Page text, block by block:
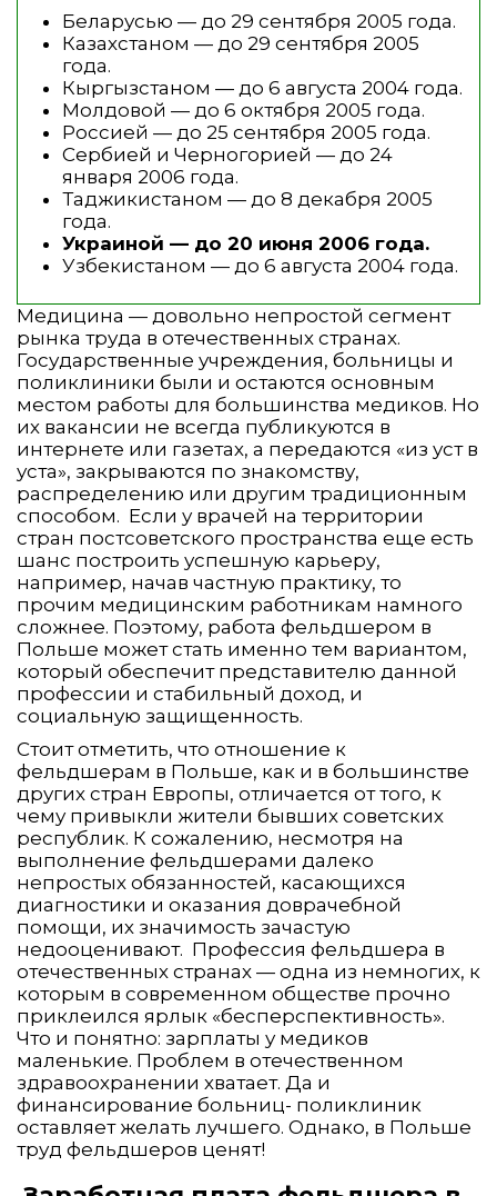
Беларусью — до 29 сентября 2005 года.
Казахстаном — до 29 сентября 2005
года.
Кыргызстаном — до 6 августа 2004 года.
Молдовой — до 6 октября 2005 года.
Россией — до 25 сентября 2005 года.
Сербией и Черногорией — до 24
января 2006 года.
Таджикистаном — до 8 декабря 2005
года.
Украиной — до 20 июня 2006 года.
Узбекистаном — до 6 августа 2004 года.
Медицина — довольно непростой сегмент
рынка труда в отечественных странах.
Государственные учреждения, больницы и
поликлиники были и остаются основным
местом работы для большинства медиков. Но
их вакансии не всегда публикуются в
интернете или газетах, а передаются «из уст в
уста», закрываются по знакомству,
распределению или другим традиционным
способом. Если у врачей на территории
стран постсоветского пространства еще есть
шанс построить успешную карьеру,
например, начав частную практику, то
прочим медицинским работникам намного
сложнее. Поэтому, работа фельдшером в
Польше может стать именно тем вариантом,
который обеспечит представителю данной
профессии и стабильный доход, и
социальную защищенность.
Стоит отметить, что отношение к
фельдшерам в Польше, как и в большинстве
других стран Европы, отличается от того, к
чему привыкли жители бывших советских
республик. К сожалению, несмотря на
выполнение фельдшерами далеко
непростых обязанностей, касающихся
диагностики и оказания доврачебной
помощи, их значимость зачастую
недооценивают. Профессия фельдшера в
отечественных странах — одна из немногих, к
которым в современном обществе прочно
приклеился ярлык «бесперспективность».
Что и понятно: зарплаты у медиков
маленькие. Проблем в отечественном
здравоохранении хватает. Да и
финансирование больниц- поликлиник
оставляет желать лучшего. Однако, в Польше
труд фельдшеров ценят!